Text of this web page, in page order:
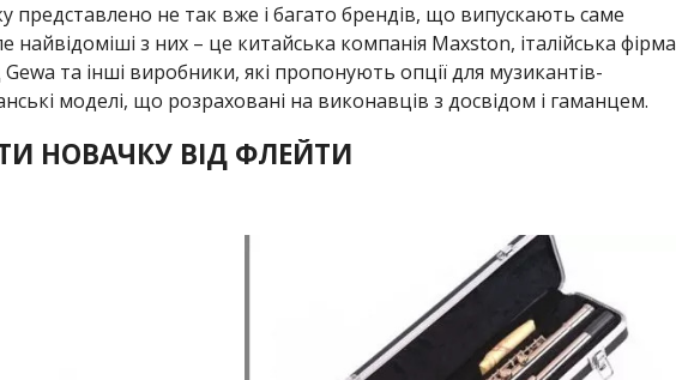
представлено не так вже і багато брендів, що випускають саме
найвідоміші з них – це китайська компанія Maxston, італійська фірма
та інші виробники, які пропонують опції для музикантів-
моделі, що розраховані на виконавців з досвідом і гаманцем.
НОВАЧКУ ВІД ФЛЕЙТИ